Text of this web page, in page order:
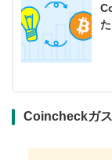
Coincheckガス